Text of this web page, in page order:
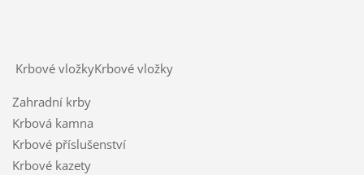
Krbové vložkyKrbové vložky
Zahradní krby
Krbová kamna
Krbové příslušenství
Krbové kazety